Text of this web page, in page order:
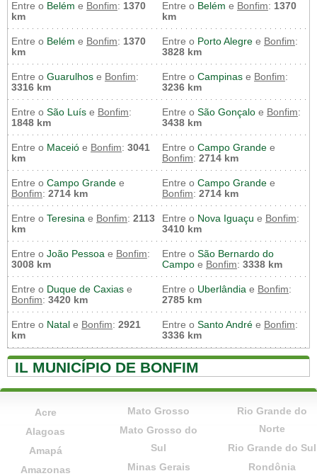
Entre o Belém e Bonfim: 1370
km
Entre o Belém e Bonfim: 1370
km
Entre o Belém e Bonfim: 1370
km
Entre o Porto Alegre e Bonfim:
3828 km
Entre o Guarulhos e Bonfim:
3316 km
Entre o Campinas e Bonfim:
3236 km
Entre o São Luís e Bonfim:
1848 km
Entre o São Gonçalo e Bonfim:
3438 km
Entre o Maceió e Bonfim: 3041
km
Entre o Campo Grande e
Bonfim: 2714 km
Entre o Campo Grande e
Bonfim: 2714 km
Entre o Campo Grande e
Bonfim: 2714 km
Entre o Teresina e Bonfim: 2113
km
Entre o Nova Iguaçu e Bonfim:
3410 km
Entre o João Pessoa e Bonfim:
3008 km
Entre o São Bernardo do
Campo e Bonfim: 3338 km
Entre o Duque de Caxias e
Bonfim: 3420 km
Entre o Uberlândia e Bonfim:
2785 km
Entre o Natal e Bonfim: 2921
km
Entre o Santo André e Bonfim:
3336 km
IL MUNICÍPIO DE BONFIM
Acre
Alagoas
Amapá
Amazonas
Mato Grosso
Mato Grosso do
Sul
Minas Gerais
Rio Grande do
Norte
Rio Grande do Sul
Rondônia